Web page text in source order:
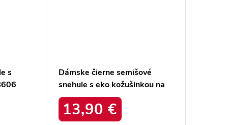
s
Dámske čierne semišové
snehule s eko kožušinkou na
zimu, kód produktu 20213-
4A BLACK
13,90 €